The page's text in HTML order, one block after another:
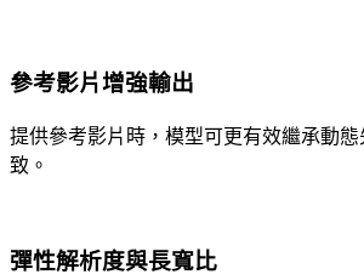
參考影片增強輸出
提供參考影片時，模型可更有效繼承動
致。
彈性解析度與長寬比